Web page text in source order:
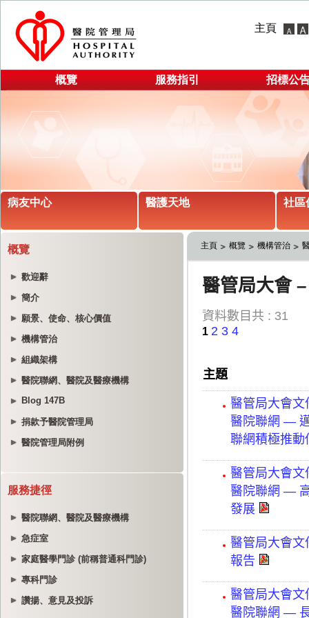
主頁
概覽 服務指引 招標公
病友中心 醫護天地 社區
概覽
歡迎辭
簡介
願景、使命、核心價值
機構管治
組織架構
醫院聯網、醫院及醫療機構
Blog 147B
捐款予醫院管理局
醫院管理局附例
服務捷徑
醫院聯網、醫院及醫療機構
急症室
家庭醫學門診 (前稱普通科門診)
專科門診
讚揚、意見及投訴
主頁 概覽 機構管治